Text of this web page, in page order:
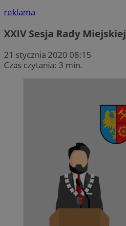
reklama
XXIV Sesja Rady Miejskiej
21 stycznia 2020 08:15
Czas czytania: 3 min.